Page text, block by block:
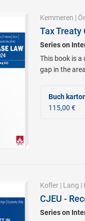
Kemmeren |
Tax Treaty
Series on
This book is
gap in the
Buch
115,00 €
Kofler| Lang |
CJEU -
Series on